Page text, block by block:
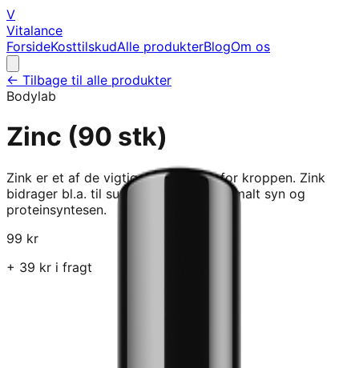
V
Vitalance
ForsideKosttilskudAlle produkterBlogOm os
← Tilbage til alle produkter
Bodylab
Zinc (90 stk)
Zink er et af de vigtigste mineraler for kroppen. Zink
bidrager bl.a. til sunde knogler, et normalt syn og
proteinsyntesen.
99 kr
+ 39 kr i fragt